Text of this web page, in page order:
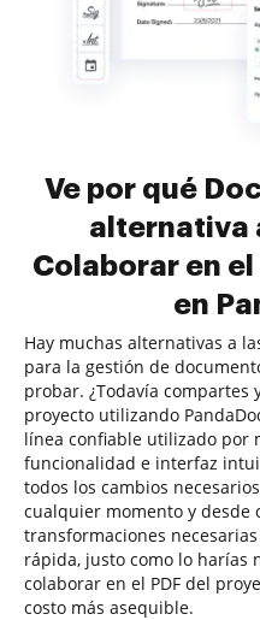
Ve por qué
alternativa
Colaborar en el
en
Hay muchas alternativas a
para la gestión de
probar. ¿Todavía compartes
proyecto utilizando
línea confiable utilizado por
funcionalidad e interfaz
todos los cambios
cualquier momento y desde
transformaciones
rápida, justo como lo harías
colaborar en el PDF del
costo más asequible.